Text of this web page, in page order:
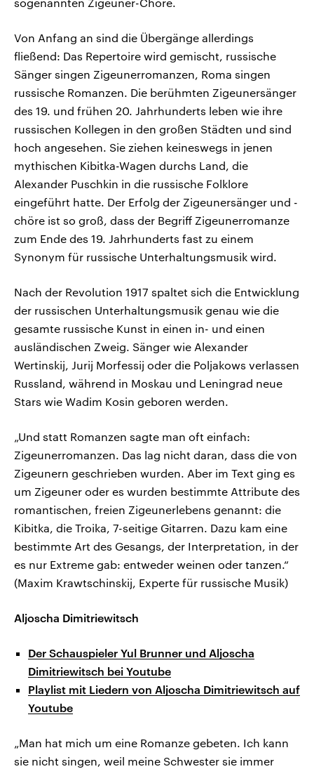
sogenannten Zigeuner-Chöre.
Von Anfang an sind die Übergänge allerdings
fließend: Das Repertoire wird gemischt, russische
Sänger singen Zigeunerromanzen, Roma singen
russische Romanzen. Die berühmten Zigeunersänger
des 19. und frühen 20. Jahrhunderts leben wie ihre
russischen Kollegen in den großen Städten und sind
hoch angesehen. Sie ziehen keineswegs in jenen
mythischen Kibitka-Wagen durchs Land, die
Alexander Puschkin in die russische Folklore
eingeführt hatte. Der Erfolg der Zigeunersänger und -
chöre ist so groß, dass der Begriff Zigeunerromanze
zum Ende des 19. Jahrhunderts fast zu einem
Synonym für russische Unterhaltungsmusik wird.
Nach der Revolution 1917 spaltet sich die Entwicklung
der russischen Unterhaltungsmusik genau wie die
gesamte russische Kunst in einen in- und einen
ausländischen Zweig. Sänger wie Alexander
Wertinskij, Jurij Morfessij oder die Poljakows verlassen
Russland, während in Moskau und Leningrad neue
Stars wie Wadim Kosin geboren werden.
„Und statt Romanzen sagte man oft einfach:
Zigeunerromanzen. Das lag nicht daran, dass die von
Zigeunern geschrieben wurden. Aber im Text ging es
um Zigeuner oder es wurden bestimmte Attribute des
romantischen, freien Zigeunerlebens genannt: die
Kibitka, die Troika, 7-seitige Gitarren. Dazu kam eine
bestimmte Art des Gesangs, der Interpretation, in der
es nur Extreme gab: entweder weinen oder tanzen.“
(Maxim Krawtschinskij, Experte für russische Musik)
Aljoscha Dimitriewitsch
Der Schauspieler Yul Brunner und Aljoscha
Dimitriewitsch bei Youtube
Playlist mit Liedern von Aljoscha Dimitriewitsch auf
Youtube
„Man hat mich um eine Romanze gebeten. Ich kann
sie nicht singen, weil meine Schwester sie immer